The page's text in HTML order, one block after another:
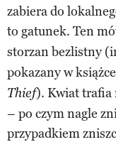
zabiera do
to gatunek. Ten
storzan bezlistny
pokazany w
Thief). Kwiat trafia
– po czym nagle
przypadkiem